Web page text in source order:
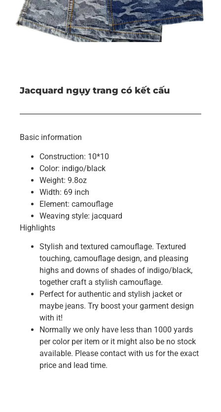
Jacquard ngụy trang có kết cấu
Basic information
Construction: 10*10
Color: indigo/black
Weight: 9.8oz
Width: 69 inch
Element: camouflage
Weaving style: jacquard
Highlights
Stylish and textured camouflage. Textured
touching, camouflage design, and pleasing
highs and downs of shades of indigo/black,
together craft a stylish camouflage.
Perfect for authentic and stylish jacket or
maybe jeans. Try boost your garment design
with it!
Normally we only have less than 1000 yards
per color per item or it might also be no stock
available. Please contact with us for the exact
price and lead time.